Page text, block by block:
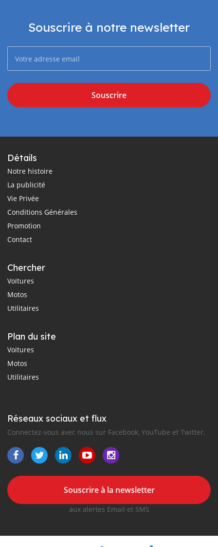
Souscrire à notre newsletter
Souscrire
Détails
Notre histoire
La publicité
Vie Privée
Conditions Générales
Promotion
Contact
Chercher
Voitures
Motos
Utilitaires
Plan du site
Voitures
Motos
Utilitaires
Réseaux sociaux et flux
Connectez-vous avec nous sur Facebook, YouTube et Twitter.
Souscrire à la newsletter
aux alertes Email et SMS